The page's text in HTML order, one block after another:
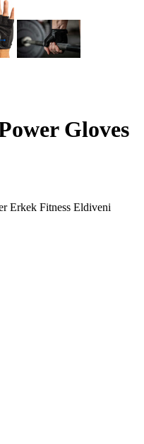
Gloves
Erkek Fitness Eldiveni